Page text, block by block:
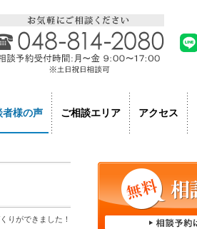
者様の声 ご相談エリア アクセス
りができました！